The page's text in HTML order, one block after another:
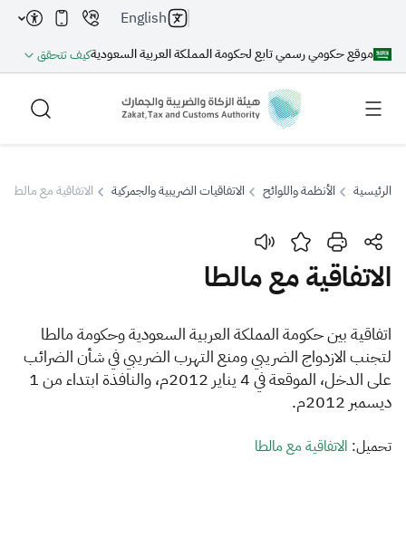
موقع حكومي رسمي تابع لحكومة المملكة العربية السعوديةكيف تتحقق
English
بحث
اقتراحات
الزكاة الجمارك
الإقرار الضريبي
الرئيسية الأنظمة واللوائح الاتفاقيات الضريبية والجمركية الاتفاقية مع مالطا
الاتفاقية مع مالطا
اتفاقية بين حكومة المملكة العربية السعودية وحكومة مالطا
لتجنب الازدواج الضريبي ومنع التهرب الضريبي في شأن الضرائب
على الدخل، الموقعة في 4 يناير 2012م، والنافذة ابتداء من 1
ديسمبر 2012م.
تحميل: الاتفاقية مع مالطا